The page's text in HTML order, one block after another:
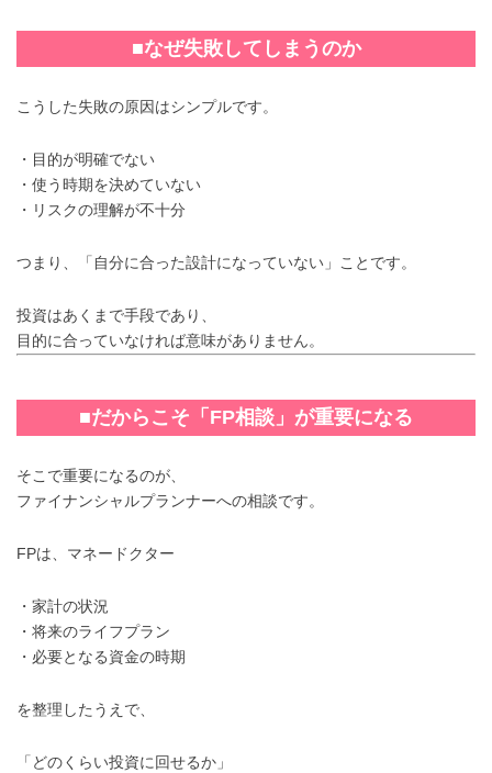
■なぜ失敗してしまうのか
こうした失敗の原因はシンプルです。
・目的が明確でない
・使う時期を決めていない
・リスクの理解が不十分
つまり、「自分に合った設計になっていない」ことです。
投資はあくまで手段であり、
目的に合っていなければ意味がありません。
■だからこそ「FP相談」が重要になる
そこで重要になるのが、
ファイナンシャルプランナーへの相談です。
FPは、マネードクター
・家計の状況
・将来のライフプラン
・必要となる資金の時期
を整理したうえで、
「どのくらい投資に回せるか」